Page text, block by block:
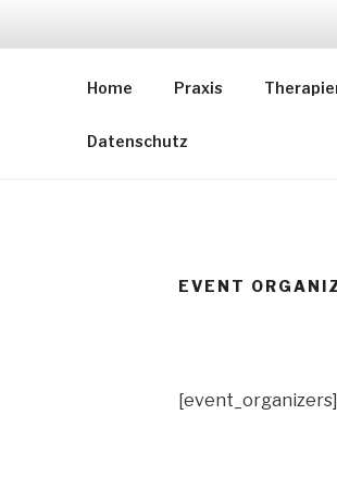
Home Praxis
Datenschutz
EVENT
[event_organizers]